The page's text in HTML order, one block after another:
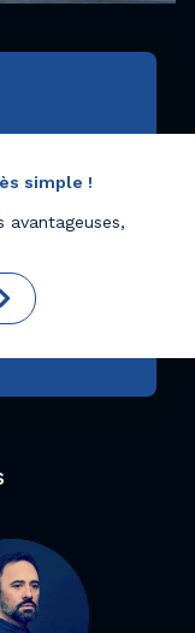
simple !
avantageuses,